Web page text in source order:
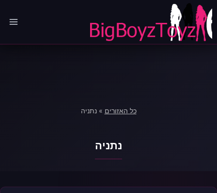
Skip
to
content
כל האזורים »נתניה
נתניה